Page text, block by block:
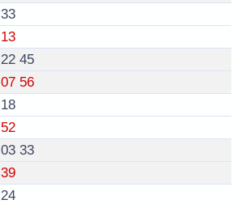
33
13
22 45
07 56
18
52
03 33
39
24